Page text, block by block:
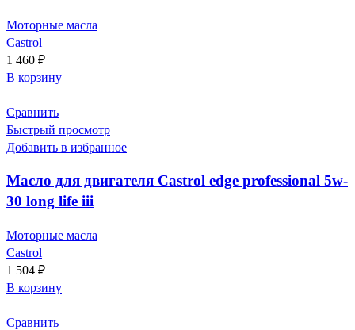
Моторные масла
Castrol
1 460 ₽
В корзину
Сравнить
Быстрый просмотр
Добавить в избранное
Масло для двигателя Castrol edge professional 5w-
30 long life iii
Моторные масла
Castrol
1 504 ₽
В корзину
Сравнить